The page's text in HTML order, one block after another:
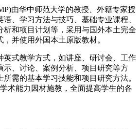
由华中师范大学的教授、外籍专家授
、学习方法与技巧、基础专业课程、
析和项目计划等，采用与国外本土完全
并使用外国本土原版教材。
英式教学方式，如讲座、研讨会、工作
示、讨论、案例分析、项目研究等方
需的基本学习技能和项目研究方法。
术能力因材施教，全面提高学生的各